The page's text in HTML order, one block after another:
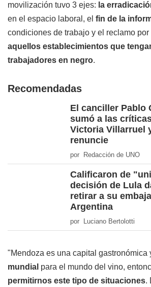
movilización tuvo 3 ejes: la
en el espacio laboral, el fin de la
condiciones de trabajo y el reclamo por
aquellos establecimientos que
trabajadores en negro.
Recomendadas
El canciller Pablo
sumó a las
Victoria Villarruel
renuncie
por Redacción de UNO
Calificaron de
decisión de Lula
retirar a su
Argentina
por Luciano Bertolotti
"Mendoza es una capital gastronómica
mundial para el mundo del vino,
permitirnos este tipo de situaciones.